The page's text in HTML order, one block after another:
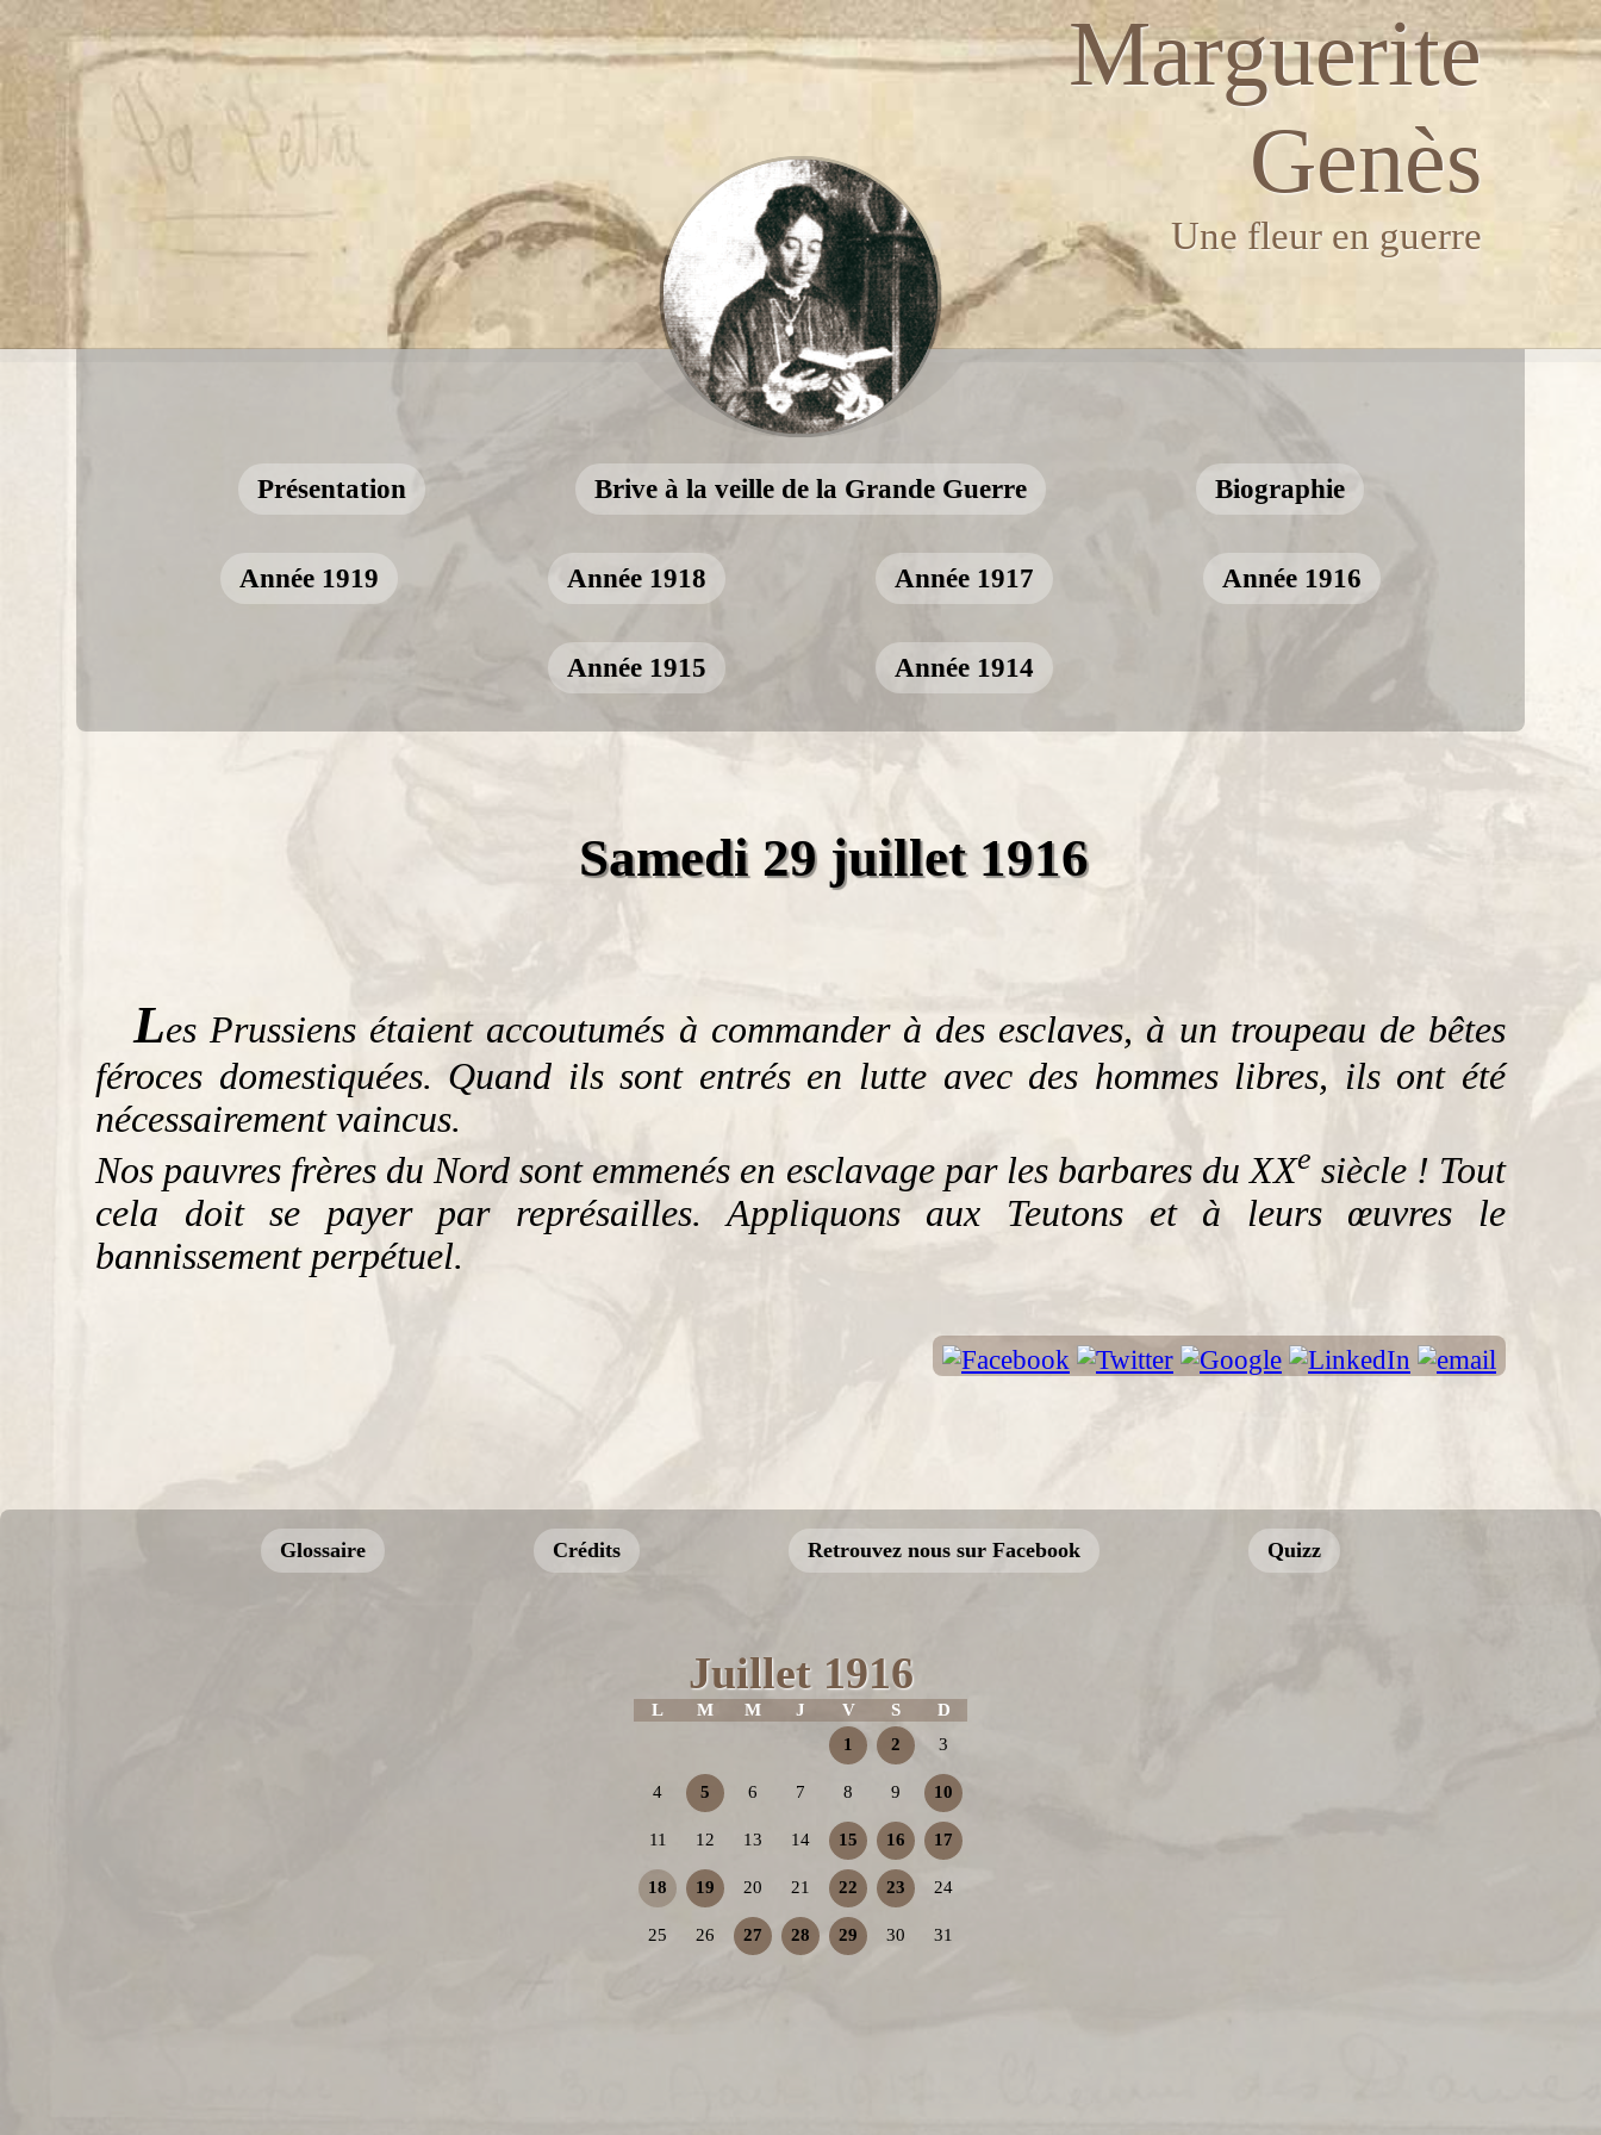
Marguerite
Genès
Une fleur en guerre
Présentation Brive à la veille de la Grande Guerre Biographie
Année 1919 Année 1918 Année 1917 Année 1916
Année 1915 Année 1914
Samedi 29 juillet 1916
Les Prussiens étaient accoutumés à commander à des esclaves, à un troupeau de bêtes
féroces domestiquées. Quand ils sont entrés en lutte avec des hommes libres, ils ont été
nécessairement vaincus.
Nos pauvres frères du Nord sont emmenés en esclavage par les barbares du XXe siècle ! Tout
cela doit se payer par représailles. Appliquons aux Teutons et à leurs œuvres le
bannissement perpétuel.
Glossaire Crédits Retrouvez nous sur Facebook Quizz
Juillet 1916
L M M J V S
D
1
2 3
4 5 6 7 8 9 10
11 12 13 14 15 16 17
18 19 20 21 22 23 24
25 26 27 28 29 30 31